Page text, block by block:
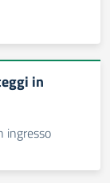
in
ingresso